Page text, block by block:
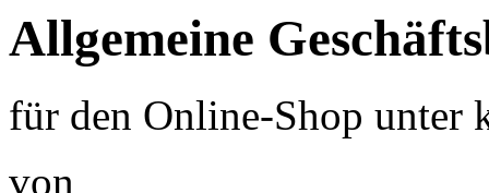
Allgemeine
für den Online-Shop unter
von